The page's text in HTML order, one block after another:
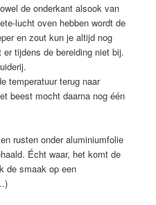
de onderkant alsook van
lucht oven hebben wordt de
en zout kun je altijd nog
tijdens de bereiding niet bij.
temperatuur terug naar
beest mocht daarna nog één
rusten onder aluminiumfolie
Écht waar, het komt de
de smaak op een